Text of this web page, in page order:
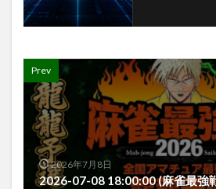
Prev
2026年7月8日
2026-07-08 18:00:00 (麻雀最強